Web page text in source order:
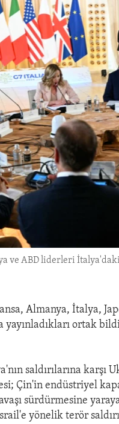
ve ABD liderleri
Almanya, İtalya,
yayınladıkları ortak
saldırılarına
Çin'in endüstriyel
sürdürmesine
yönelik terör